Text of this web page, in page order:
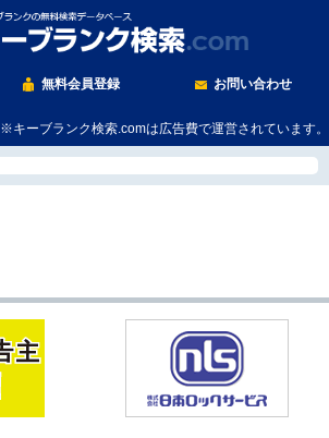
無料会員登録 お問い合わせ
※キーブランク検索.comは広告費で運営されています。